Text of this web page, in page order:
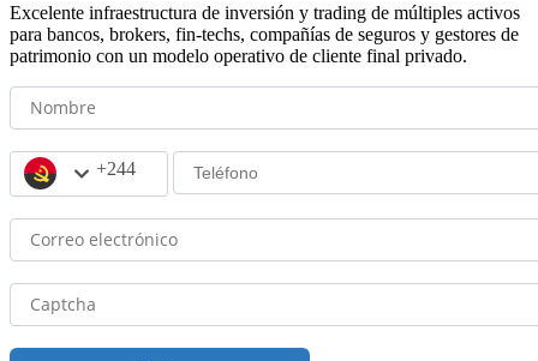
Excelente infraestructura de inversión y trading de múltiples activos
para bancos, brokers, fin-techs, compañías de seguros y gestores de
patrimonio con un modelo operativo de cliente final privado.
+244